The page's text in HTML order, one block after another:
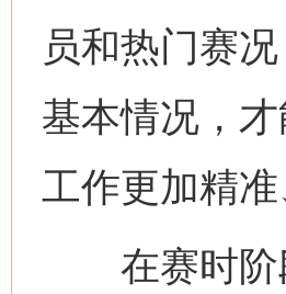
员和热门赛
基本情况，
工作更加精准
在赛时阶